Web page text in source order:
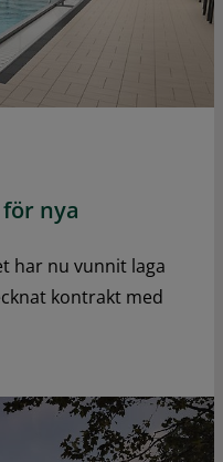
nya
har nu vunnit laga
kontrakt med